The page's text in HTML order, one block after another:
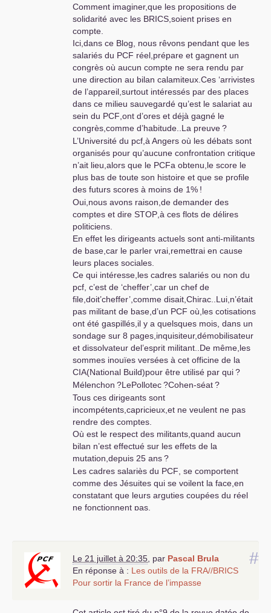
Comment imaginer,que les propositions de
solidarité avec les BRICS,soient prises en
compte.
Ici,dans ce Blog, nous rêvons pendant que les
salariés du PCF réel,prépare et gagnent un
congrès où aucun compte ne sera rendu par
une direction au bilan calamiteux.Ces ‘arrivistes
de l’appareil,surtout intéressés par des places
dans ce milieu sauvegardé qu’est le salariat au
sein du PCF,ont d’ores et déjà gagné le
congrès,comme d’habitude..La preuve?
L’Université du pcf,à Angers où les débats sont
organisés pour qu’aucune confrontation critique
n’ait lieu,alors que le PCFa obtenu,le score le
plus bas de toute son histoire et que se profile
des futurs scores à moins de 1% !
Oui,nous avons raison,de demander des
comptes et dire STOP,à ces flots de délires
politiciens.
En effet les dirigeants actuels sont anti-militants
de base,car le parler vrai,remettrai en cause
leurs places sociales.
Ce qui intéresse,les cadres salariés ou non du
pcf, c’est de ‘cheffer’,car un chef de
file,doit’cheffer’,comme disait,Chirac..Lui,n’était
pas militant de base,d’un PCF où,les cotisations
ont été gaspillés,il y a quelsques mois, dans un
sondage sur 8 pages,inquisiteur,démobilisateur
et dissolvateur del’esprit militant..De même,les
sommes inouïes versées à cet officine de la
CIA(National Build)pour être utilisé par qui?
Mélenchon ?LePollotec?Cohen-séat?
Tous ces dirigeants sont
incompétents,capricieux,et ne veulent ne pas
rendre des comptes.
Où est le respect des militants,quand aucun
bilan n’est effectué sur les effets de la
mutation,depuis 25 ans?
Les cadres salariès du PCF, se comportent
comme des Jésuites qui se voilent la face,en
constatant que leurs arguties coupées du réel
ne fonctionnent pas.
contre tout,du moment que leurs salaires
tombent ou que leur position dans l’appareil
moribond est conservée..
#
Le 21 juillet à 20:35, par Pascal Brula
En réponse à : Les outils de la FRA//BRICS
Pour sortir la France de l’impasse